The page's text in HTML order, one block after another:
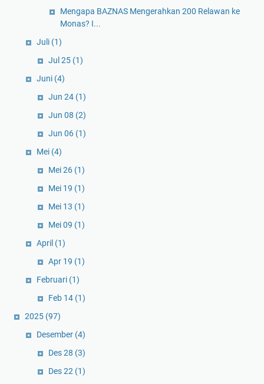
Mengapa BAZNAS Mengerahkan 200 Relawan ke
Monas? I...
Juli (1)
Jul 25 (1)
Juni (4)
Jun 24 (1)
Jun 08 (2)
Jun 06 (1)
Mei (4)
Mei 26 (1)
Mei 19 (1)
Mei 13 (1)
Mei 09 (1)
April (1)
Apr 19 (1)
Februari (1)
Feb 14 (1)
2025 (97)
Desember (4)
Des 28 (3)
Des 22 (1)